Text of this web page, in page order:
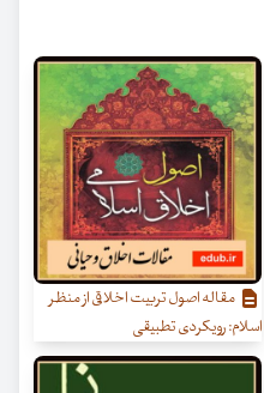
مقاله اصول تربیت اخلاقی از منظر
اسلام: رویکردی تطبیقی